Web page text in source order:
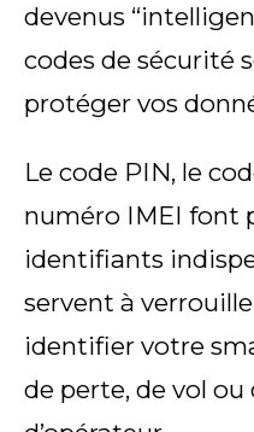
devenus
codes de sécurité
protéger vos
Le code PIN, le
numéro IMEI font
identifiants
servent à
identifier votre
de perte, de vol